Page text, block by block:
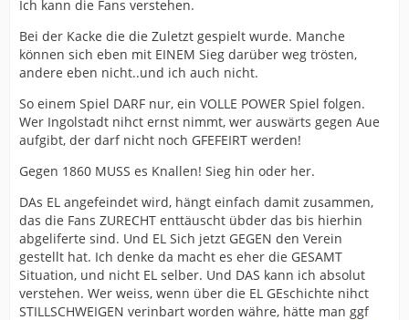
Ich kann die Fans verstehen.
Bei der Kacke die die Zuletzt gespielt wurde. Manche
können sich eben mit EINEM Sieg darüber weg trösten,
andere eben nicht..und ich auch nicht.
So einem Spiel DARF nur, ein VOLLE POWER Spiel folgen.
Wer Ingolstadt nihct ernst nimmt, wer auswärts gegen Aue
aufgibt, der darf nicht noch GFEFEIRT werden!
Gegen 1860 MUSS es Knallen! Sieg hin oder her.
DAs EL angefeindet wird, hängt einfach damit zusammen,
das die Fans ZURECHT enttäuscht übder das bis hierhin
abgeliferte sind. Und EL Sich jetzt GEGEN den Verein
gestellt hat. Ich denke da macht es eher die GESAMT
Situation, und nicht EL selber. Und DAS kann ich absolut
verstehen. Wer weiss, wenn über die EL GEschichte nihct
STILLSCHWEIGEN verinbart worden währe, hätte man ggf